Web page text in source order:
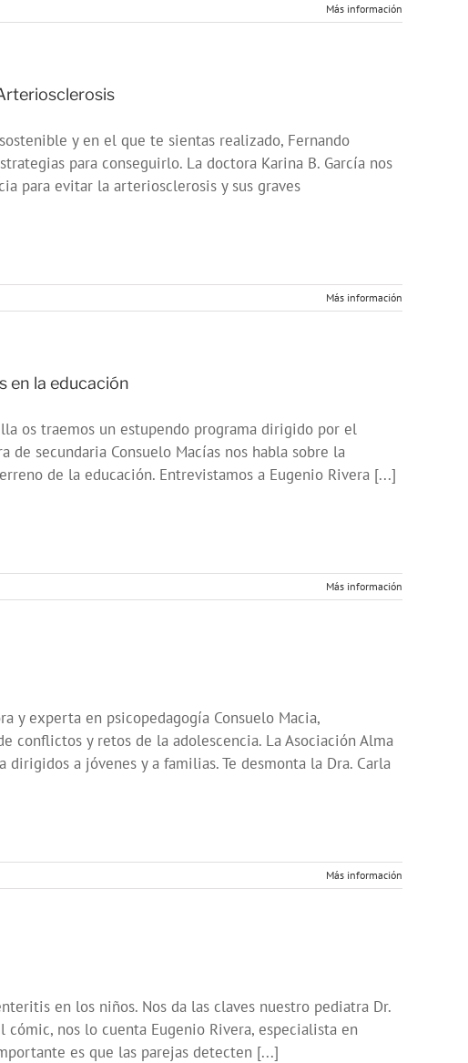
Más información
y en el que te sientas realizado, Fernando
para conseguirlo. La doctora Karina B. García nos
para evitar la arteriosclerosis y sus graves
Más información
en la educación
os traemos un estupendo programa dirigido por el
de secundaria Consuelo Macías nos habla sobre la
de la educación. Entrevistamos a Eugenio Rivera [...]
Más información
y experta en psicopedagogía Consuelo Macia,
conflictos y retos de la adolescencia. La Asociación Alma
a jóvenes y a familias. Te desmonta la Dra. Carla
Más información
en los niños. Nos da las claves nuestro pediatra Dr.
nos lo cuenta Eugenio Rivera, especialista en
es que las parejas detecten [...]